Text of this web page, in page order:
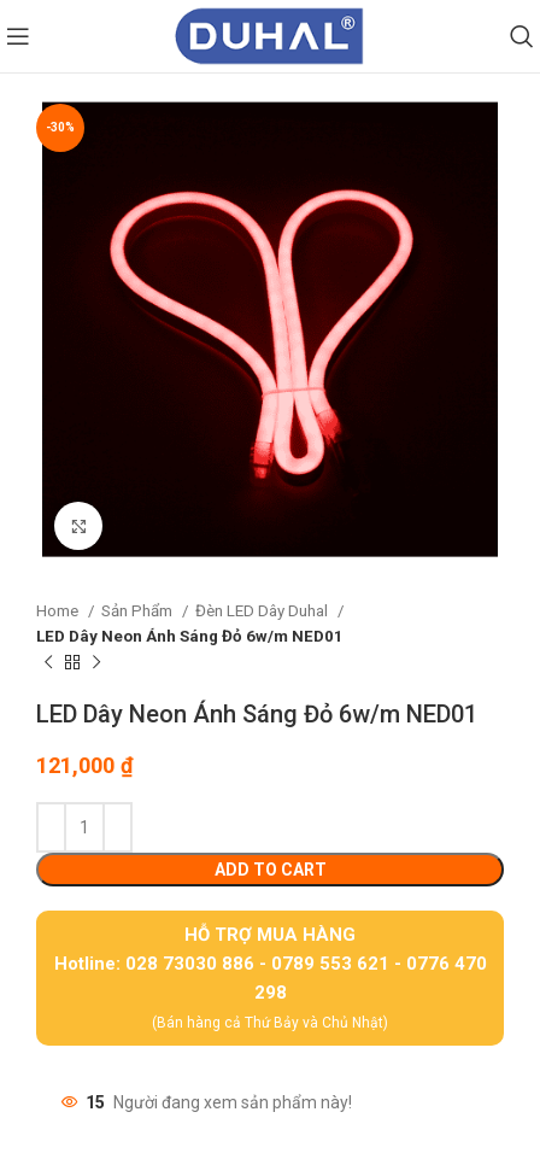
-30%
Home Sản Phẩm
Đèn LED Dây Duhal
LED Dây Neon Ánh Sáng Đỏ 6w/m NED01
LED Dây Neon Ánh Sáng Đỏ 6w/m NED01
121,000 ₫
ADD TO CART
HỖ TRỢ MUA HÀNG
Hotline: 028 73030 886 - 0789 553 621 - 0776 470
298
(Bán hàng cả Thứ Bảy và Chủ Nhật)
15 Người đang xem sản phẩm này!